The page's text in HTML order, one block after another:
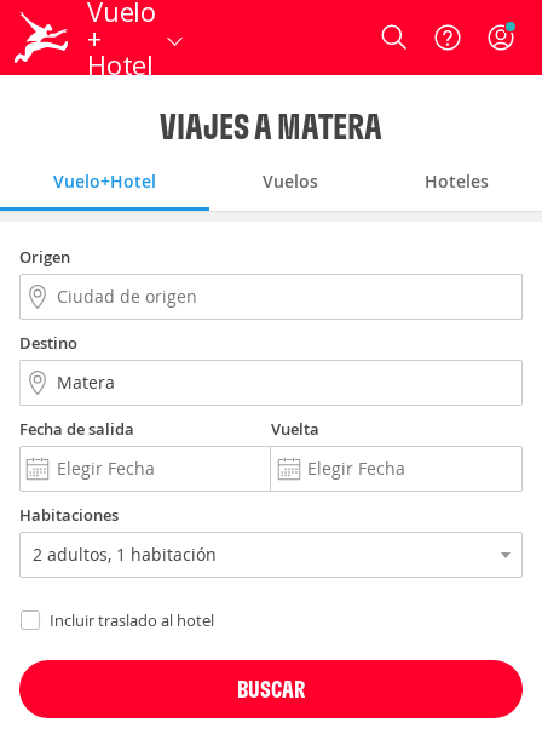
Vuelo
+
Hotel
Login
VIAJES A MATERA
Vuelo+Hotel Vuelos Hoteles
Origen
Destino
Fecha de salida Vuelta
Habitaciones
Incluir traslado al hotel